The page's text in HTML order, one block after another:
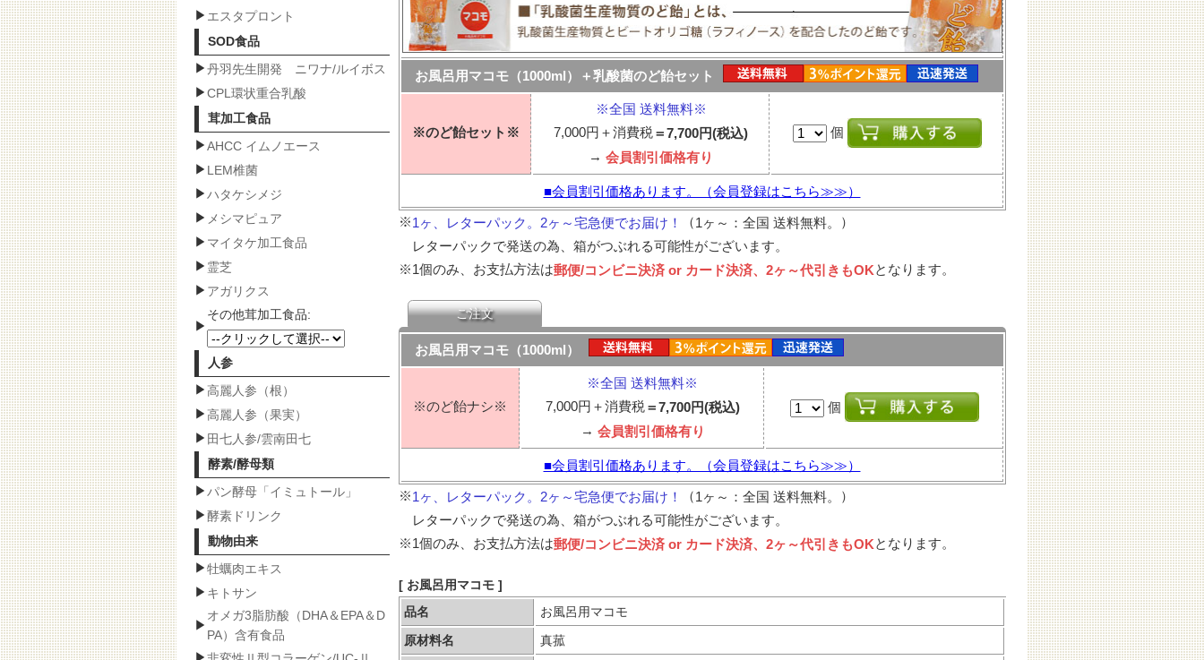
エスタプロント
SOD食品
丹羽先生開発 ニワナ/ルイボス
CPL環状重合乳酸
茸加工食品
AHCC イムノエース
LEM椎菌
ハタケシメジ
メシマピュア
マイタケ加工食品
霊芝
アガリクス
その他茸加工食品:
人参
高麗人参（根）
高麗人参（果実）
田七人参/雲南田七
酵素/酵母類
パン酵母「イミュトール」
酵素ドリンク
動物由来
牡蠣肉エキス
キトサン
オメガ3脂肪酸（DHA＆EPA＆D
PA）含有食品
お風呂用マコモ（1000ml）＋乳酸菌のど飴セット
※のど飴セット※
※全国 送料無料※
7,000円＋消費税＝7,700円(税込)
→ 会員割引価格有り
個
■会員割引価格あります。（会員登録はこちら≫≫）
※1ヶ、レターパック。2ヶ～宅急便でお届け！ （1ヶ～：全国 送料無料。
）
レターパックで発送の為、箱がつぶれる可能性がございます。
※1個のみ、お支払方法は郵便/コンビニ決済 or カード決済、2ヶ～代引きもOKとなります。
ご注文
お風呂用マコモ（1000ml）
※のど飴ナシ※
※全国 送料無料※
7,000円＋消費税＝7,700円(税込)
→ 会員割引価格有り
個
■会員割引価格あります。（会員登録はこちら≫≫）
※1ヶ、レターパック。2ヶ～宅急便でお届け！ （1ヶ～：全国 送料無料。
）
レターパックで発送の為、箱がつぶれる可能性がございます。
※1個のみ、お支払方法は郵便/コンビニ決済 or カード決済、2ヶ～代引きもOKとなります。
[ お風呂用マコモ ]
品名
お風呂用マコモ
原材料名
真菰